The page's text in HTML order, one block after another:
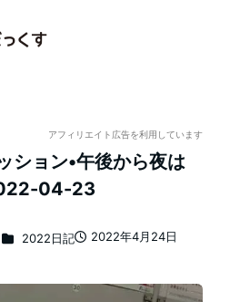
アフィリエイト広告を利用しています
ション•午後から夜は
04-23
投稿日
2022年4月24日
カテゴリー
2022日記